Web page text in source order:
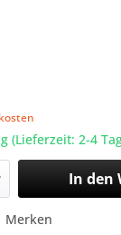
(Lieferzeit: 2-4
In den
Merken